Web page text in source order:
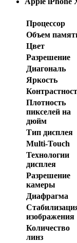
Процессор
Объем
Цвет
Разрешение
Диагональ
Яркость
Плотность
пикселей на
дюйм
Тип дисплея
Multi-Touch
Технологии
дисплея
Разрешение
камеры
Диафрагма
изображения
Количество
линз